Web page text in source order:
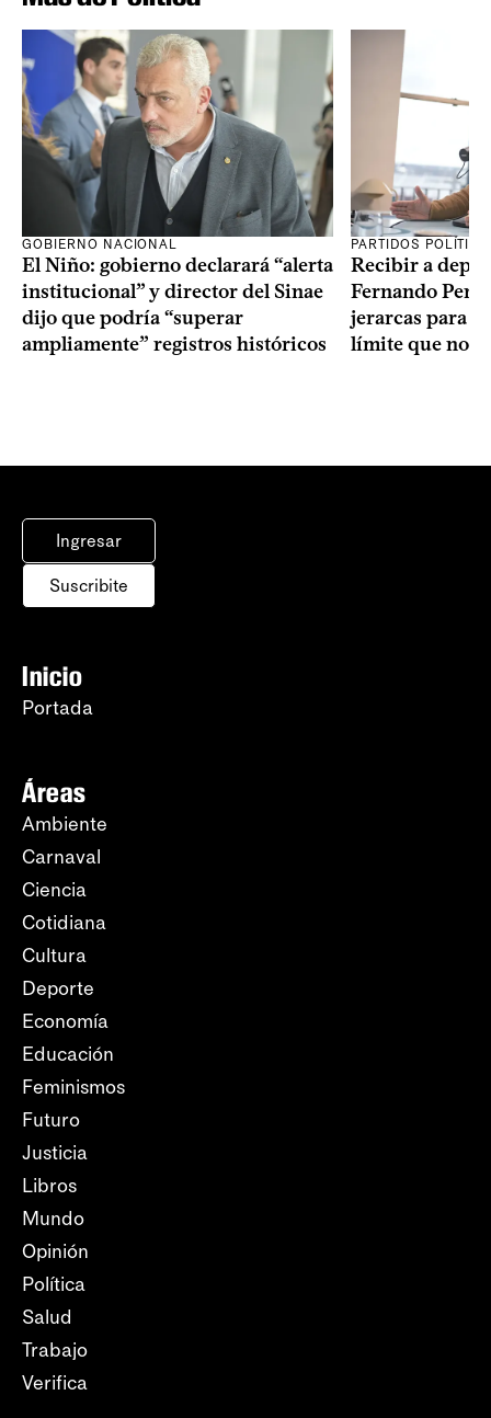
GOBIERNO NACIONAL
El Niño: gobierno declarará “alerta
institucional” y director del Sinae
dijo que podría “superar
ampliamente” registros históricos
PARTIDOS
Recibir a
Fernando
jerarcas para
límite que no
Ingresar
Suscribite
Inicio
Portada
Áreas
Ambiente
Carnaval
Ciencia
Cotidiana
Cultura
Deporte
Economía
Educación
Feminismos
Futuro
Justicia
Libros
Mundo
Opinión
Política
Salud
Trabajo
Verifica